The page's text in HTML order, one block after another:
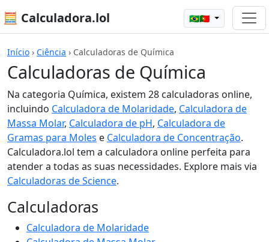
🧮 Calculadora.lol 🇧🇷🇵🇹
Início › Ciência › Calculadoras de Química
Calculadoras de Química
Na categoria Química, existem 28 calculadoras online,
incluindo Calculadora de Molaridade, Calculadora de
Massa Molar, Calculadora de pH, Calculadora de
Gramas para Moles e Calculadora de Concentração.
Calculadora.lol tem a calculadora online perfeita para
atender a todas as suas necessidades. Explore mais via
Calculadoras de Science.
Calculadoras
Calculadora de Molaridade